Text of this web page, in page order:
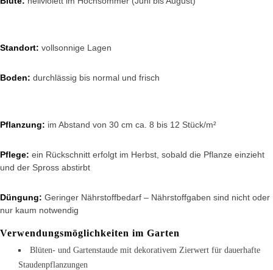
Standort: vollsonnige Lagen
Boden: durchlässig bis normal und frisch
Pflanzung: im Abstand von 30 cm ca. 8 bis 12 Stück/m²
Pflege: ein Rückschnitt erfolgt im Herbst, sobald die Pflanze einzieht
und der Spross abstirbt
Düngung: Geringer Nährstoffbedarf – Nährstoffgaben sind nicht oder
nur kaum notwendig
Verwendungsmöglichkeiten im Garten
Blüten- und Gartenstaude mit dekorativem Zierwert für dauerhafte
Staudenpflanzungen